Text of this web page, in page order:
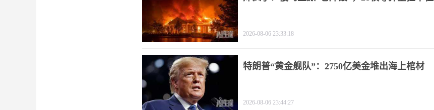
2026-08-06 23:33:18
特朗普“黄金舰队”：2750亿美金堆出海上棺材
2026-08-06 23:44:27